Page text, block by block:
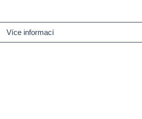
Více informací